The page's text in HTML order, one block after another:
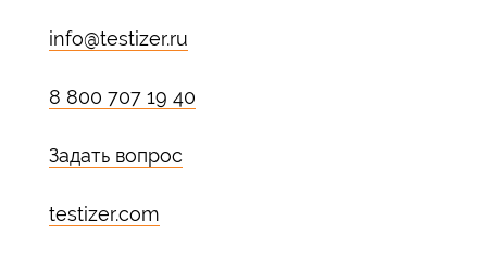
info@testizer.ru
8 800 707 19 40
Задать вопрос
testizer.com